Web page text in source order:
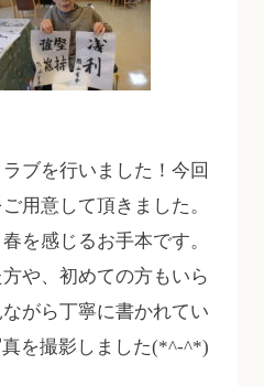
ブを行いました！今回
用意して頂きました。
を感じるお手本です。
や、初めての方もいら
がら丁寧に書かれてい
を撮影しました(*^-^*)